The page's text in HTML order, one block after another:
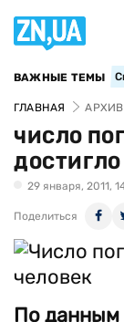
ВАЖНЫЕ ТЕМЫ
ГЛАВНАЯ АРХИВ
ЧИСЛО
ДОСТИГЛО
29 января, 2011,
Поделиться
По данным